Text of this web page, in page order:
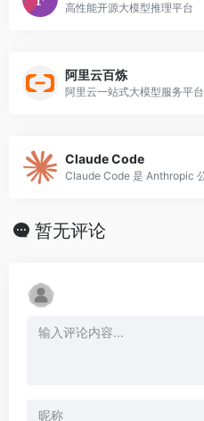
高性能开源大模型推理平台
阿里云百炼
阿里云一站式大模型服务平台
Claude Code
暂无评论